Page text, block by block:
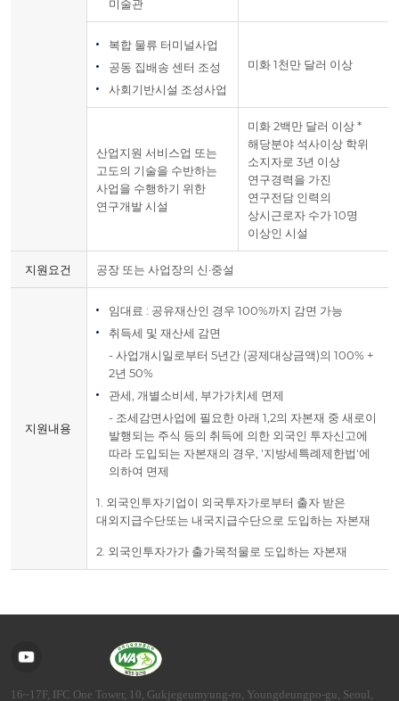
미술관
복합 물류 터미널사업
공동 집배송 센터 조성
사회기반시설 조성사업
미화 1천만 달러 이상
산업지원 서비스업 또는
고도의 기술을 수반하는
사업을 수행하기 위한
연구개발 시설
미화 2백만 달러 이상 *
해당분야 석사이상 학위
소지자로 3년 이상
연구경력을 가진
연구전담 인력의
상시근로자 수가 10명
이상인 시설
지원요건 공장 또는 사업장의 신·중설
지원내용
임대료 : 공유재산인 경우 100%까지 감면 가능
취득세 및 재산세 감면
- 사업개시일로부터 5년간 (공제대상금액)의 100% +
2년 50%
관세, 개별소비세, 부가가치세 면제
- 조세감면사업에 필요한 아래 1,2의 자본재 중 새로이
발행되는 주식 등의 취득에 의한 외국인 투자신고에
따라 도입되는 자본재의 경우, '지방세특례제한법'에
의하여 면제
1. 외국인투자기업이 외국투자가로부터 출자 받은
대외지급수단또는 내국지급수단으로 도입하는 자본재
2. 외국인투자가가 출가목적물로 도입하는 자본재
16~17F, IFC One Tower, 10, Gukjegeumyung-ro, Youngdeungpo-gu, Seoul,